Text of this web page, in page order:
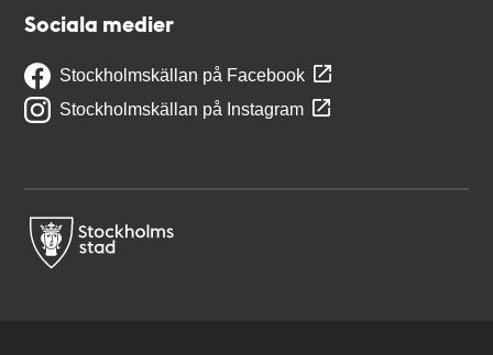
Sociala medier
Stockholmskällan på Facebook
Stockholmskällan på Instagram